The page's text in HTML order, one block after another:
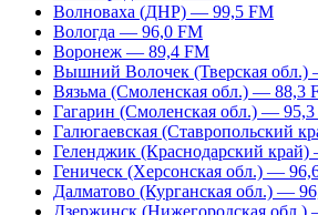
Волноваха (ДНР) — 99,5 FM
Вологда — 96,0 FM
Воронеж — 89,4 FM
Вышний Волочек (Тверская обл.)
Вязьма (Смоленская обл.) — 88,3
Гагарин (Смоленская обл.) —
Галюгаевская (Ставропольский
Геленджик (Краснодарский
Геническ (Херсонская обл.) —
Далматово (Курганская обл.) —
Дзержинск (Нижегородская